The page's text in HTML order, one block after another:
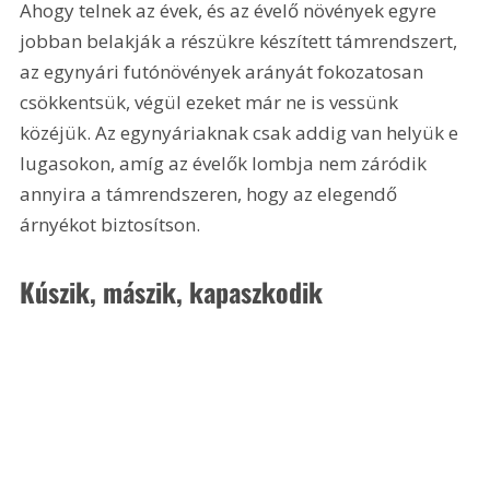
Ahogy telnek az évek, és az évelő növények egyre
jobban belakják a részükre készített támrendszert,
az egynyári futónövények arányát fokozatosan
csökkentsük, végül ezeket már ne is vessünk
közéjük. Az egynyáriaknak csak addig van helyük e
lugasokon, amíg az évelők lombja nem záródik
annyira a támrendszeren, hogy az elegendő
árnyékot biztosítson.
Kúszik, mászik, kapaszkodik